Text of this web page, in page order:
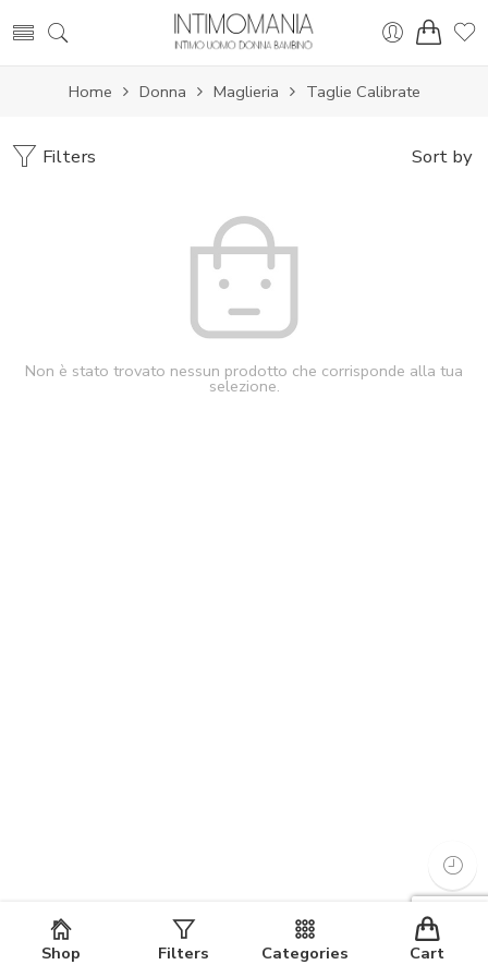
Home Donna Maglieria Taglie Calibrate
Filters Sort by
Non è stato trovato nessun prodotto che corrisponde alla tua
selezione.
Shop Filters Categories Cart